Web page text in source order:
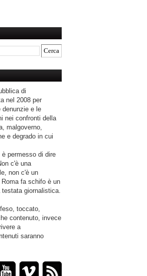
di
nel 2008 per
denunzie e le
nei confronti della
malgoverno,
e degrado in cui
permesso di dire
c'è una
non c'è un
fa schifo è un
giornalistica.
toccato,
contenuto, invece
a
saranno